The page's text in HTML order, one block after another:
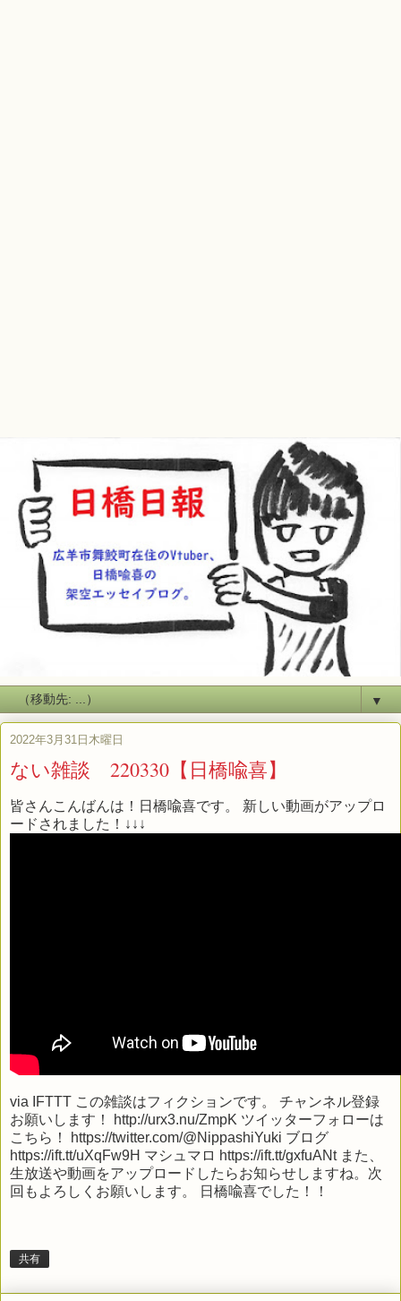
▼
2022年3月31日木曜日
ない雑談 220330【日橋喩喜】
皆さんこんばんは！日橋喩喜です。 新しい動画がアップロ
ードされました！↓↓↓
via IFTTT この雑談はフィクションです。 チャンネル登録
お願いします！ http://urx3.nu/ZmpK ツイッターフォローは
こちら！ https://twitter.com/@NippashiYuki ブログ
https://ift.tt/uXqFw9H マシュマロ https://ift.tt/gxfuANt また、
生放送や動画をアップロードしたらお知らせしますね。次
回もよろしくお願いします。 日橋喩喜でした！！
共有